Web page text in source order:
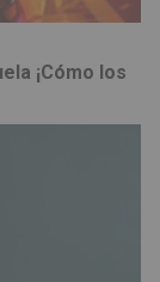
¡Cómo los